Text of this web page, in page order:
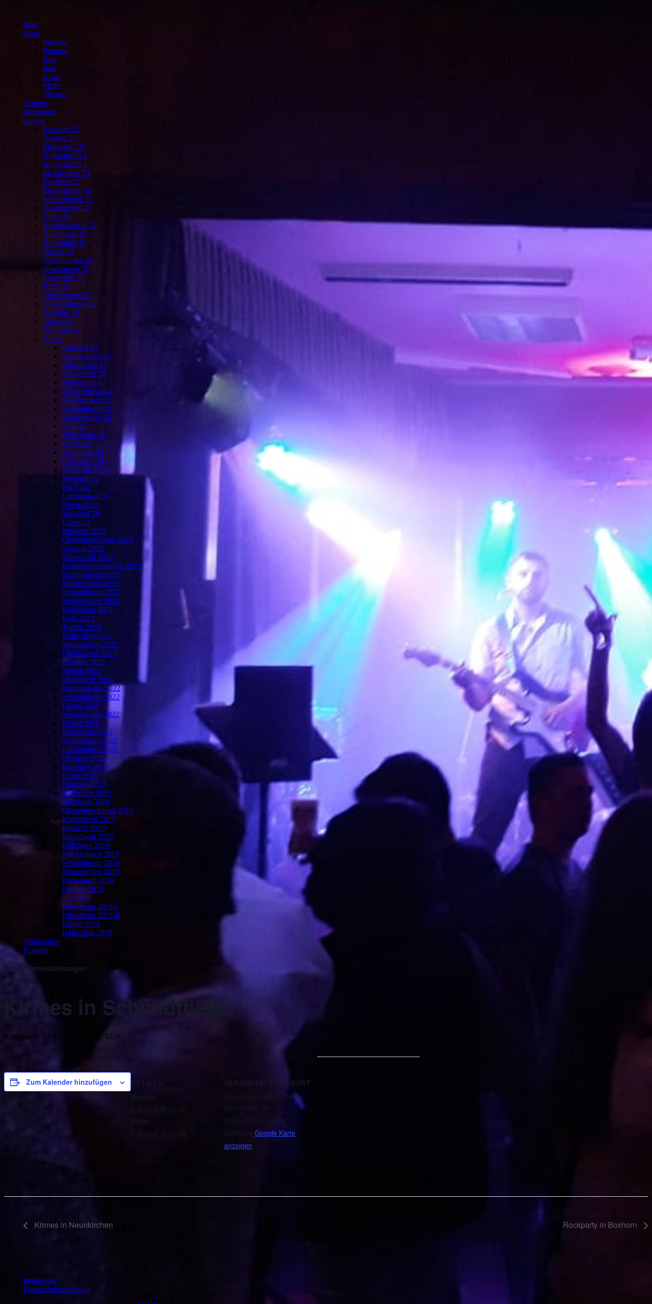
Start
Band
Mareike
Ramona
Kurt
Bart
Klaus
Michi
Thomas
Termine
Programm
Galerie
Ripsdorf 25
Dahlem 25
Manscheid 25
Hollerath 25-2
Hollerath 25-1
Malsbenden 25
Boxhorn 25
Mackenbach 25
Schmidtheim 25
Neunkirchen 25
Udler 25
Heckhuscheid 25
Hillesheim 25
Dollendorf 25
Tratten 25
Waldkönigen 25
Oberhausen 25
Cavalcade 25
HKV 25
Lützkampen 25
Oberbettingen 25
Walsdorf 25
Lieser 25
Petingen 25
Archiv
Ripsdorf 24
Sarmersbach 24
Bodenbach 24
Manscheid 24
Hollerath 24
Blankenheim 24
Mackenbach 24
Schmidtheim 24
Neunkirchen 24
Velo 24
Hillesheim 24
ASW 24
Bewingen 24
Cavalcade 24
Wollersheim 24
Sellerich 24
HKV 24
Lützkampen 24
Oberkail 24
Walsdorf 24
Lieser 24
Ripsdorf 2023
Oberreifferscheid 2023
Vussem 2023
Manscheid 2023
Hohenfels-Essingen 2023
Blankenheim 2023
Mackenbach 2023
Schmidtheim 2023
Neunkirchen 2023
Hillesheim 2023
Roth 2023
Tratten 2023
Hallschlag 2023
Wollersheim 2023
Oberhausen 2023
Ripsdorf 2022
Neroth 2022
Manscheid 2022
Blankenheim 2022
Schmidtheim 2022
Düren 2022
Neunkirchen 2022
Dürler 2022
Hillesheim 2022
Wollersheim 2022
Lützkampen 2020
Oberkail 2020
Kruchten 2020
Lieser 2020
Ripsdorf 2019
Niederehe 2019
Harzheim 2019
Oberreifferscheid 2019
Manderfeld 2019
Baustert 2019
Manscheid 2019
Büllingen 2019
Mackenbach 2019
Schmidtheim 2019
Neunkirchen 2019
Hünningen 2019
Ormont 2019
Löf 2019
Hillesheim 2019-I
Hillesheim 2019-II
Bleialf 2019
Hallschlag 2019
Veranstalter
Kontakt
« Alle Veranstaltungen
Kirmes in Schmidtheim
8 August @ 21:00 9 August @ 02:00
Zum Kalender hinzufügen
8 August @ 21:00
Ende:
9 August @ 02:00
VERANSTALTUNGSORT
Bürgerhaus Schmidtheim
Bahnhofstr. 58
Schmidtheim
Germany
Google Karte
anzeigen
Kirmes in Neunkirchen Rockparty in Boxhorn
Impressum
Datenschutzerklärung